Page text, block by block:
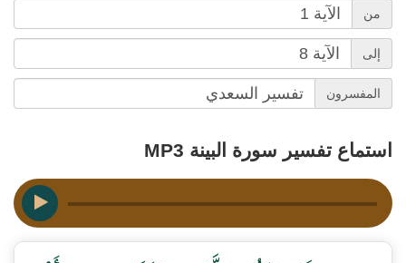
من
إلى
المفسرون
استماع تفسير سورة البينة MP3